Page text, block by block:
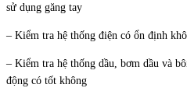
sử dụng găng tay
– Kiểm tra hệ thống điện có ổn định
– Kiểm tra hệ thống dầu, bơm dầu và
động có tốt không